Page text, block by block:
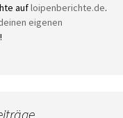
aufloipenberichte.de.
eigenen
!